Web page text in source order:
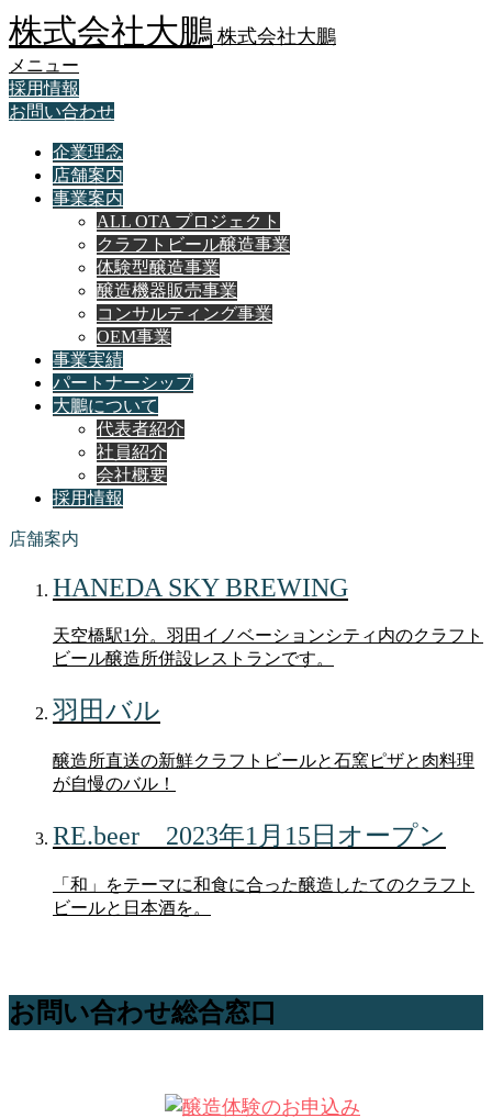
株式会社大鵬 株式会社大鵬
メニュー
採用情報
お問い合わせ
企業理念
店舗案内
事業案内
ALL OTA プロジェクト
クラフトビール醸造事業
体験型醸造事業
醸造機器販売事業
コンサルティング事業
OEM事業
事業実績
パートナーシップ
大鵬について
代表者紹介
社員紹介
会社概要
採用情報
店舗案内
HANEDA SKY BREWING
天空橋駅1分。羽田イノベーションシティ内のクラフト
ビール醸造所併設レストランです。
羽田バル
醸造所直送の新鮮クラフトビールと石窯ピザと肉料理
が自慢のバル！
RE.beer 2023年1月15日オープン
「和」をテーマに和食に合った醸造したてのクラフト
ビールと日本酒を。
お問い合わせ総合窓口